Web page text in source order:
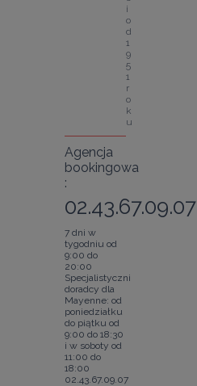
i
o
d
1
9
5
1
r
o
k
u
Agencja
bookingowa
:
02.43.67.09.07
7 dni w
tygodniu od
9:00 do
20:00
Specjalistyczni
doradcy dla
Mayenne: od
poniedziałku
do piątku od
9:00 do 18:30
i w soboty od
11:00 do
18:00
02.43.67.09.07